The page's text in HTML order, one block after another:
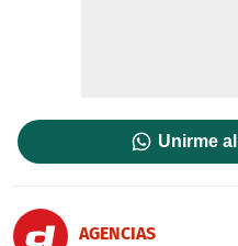
Unirme
AGENCIAS